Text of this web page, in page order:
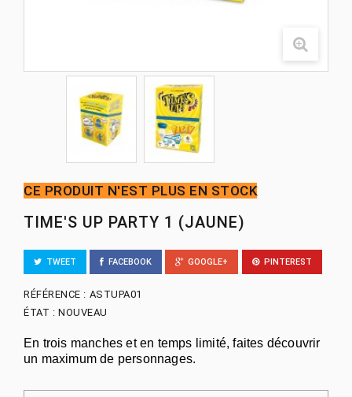
CE PRODUIT N'EST PLUS EN STOCK
TIME'S UP PARTY 1 (JAUNE)
TWEET FACEBOOK GOOGLE+ PINTEREST
RÉFÉRENCE : ASTUPA01
ÉTAT : NOUVEAU
En trois manches et en temps limité, faites découvrir
un maximum de personnages.